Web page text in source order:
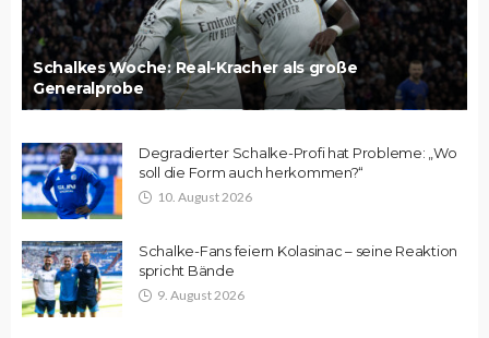
Schalkes Woche: Real-Kracher als große
Generalprobe
Degradierter Schalke-Profi hat Probleme: „Wo
soll die Form auch herkommen?“
10. August 2026
Schalke-Fans feiern Kolasinac – seine Reaktion
spricht Bände
9. August 2026